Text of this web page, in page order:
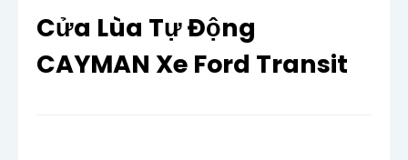
Cửa Lùa Tự Động
CAYMAN Xe Ford Transit